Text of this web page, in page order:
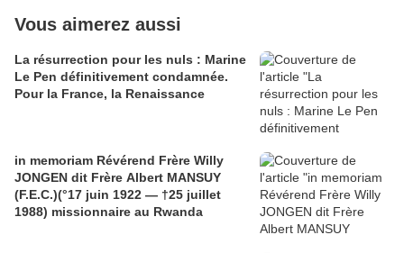
Vous aimerez aussi
La résurrection pour les nuls : Marine
Le Pen définitivement condamnée.
Pour la France, la Renaissance
in memoriam Révérend Frère Willy
JONGEN dit Frère Albert MANSUY
(F.E.C.)(°17 juin 1922 — †25 juillet
1988) missionnaire au Rwanda